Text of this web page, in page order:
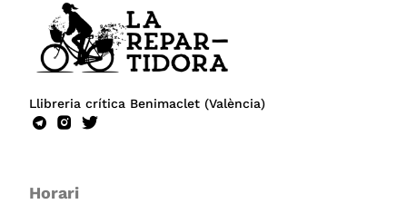
Llibreria crítica Benimaclet (València)
Horari